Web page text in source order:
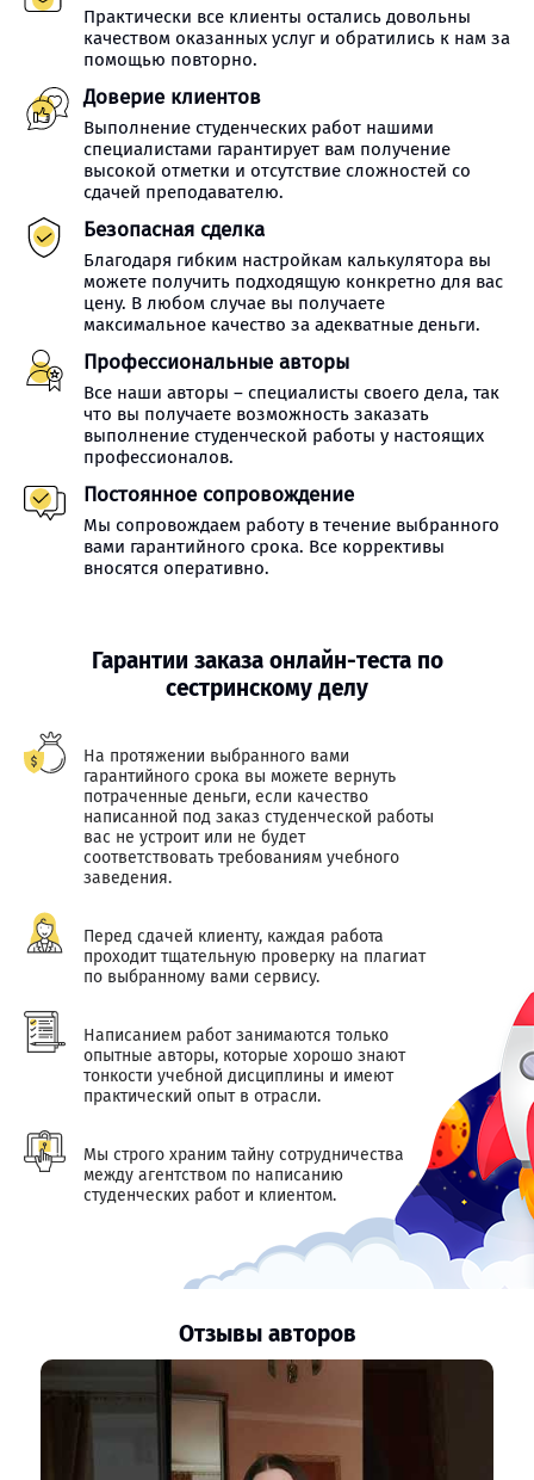
Практически все клиенты остались довольны
качеством оказанных услуг и обратились к нам за
помощью повторно.
Доверие клиентов
Выполнение студенческих работ нашими
специалистами гарантирует вам получение
высокой отметки и отсутствие сложностей со
сдачей преподавателю.
Безопасная сделка
Благодаря гибким настройкам калькулятора вы
можете получить подходящую конкретно для вас
цену. В любом случае вы получаете
максимальное качество за адекватные деньги.
Профессиональные авторы
Все наши авторы – специалисты своего дела, так
что вы получаете возможность заказать
выполнение студенческой работы у настоящих
профессионалов.
Постоянное сопровождение
Мы сопровождаем работу в течение выбранного
вами гарантийного срока. Все коррективы
вносятся оперативно.
Гарантии заказа онлайн-теста по
сестринскому делу
На протяжении выбранного вами
гарантийного срока вы можете вернуть
потраченные деньги, если качество
написанной под заказ студенческой работы
вас не устроит или не будет
соответствовать требованиям учебного
заведения.
Перед сдачей клиенту, каждая работа
проходит тщательную проверку на плагиат
по выбранному вами сервису.
Написанием работ занимаются только
опытные авторы, которые хорошо знают
тонкости учебной дисциплины и имеют
практический опыт в отрасли.
Мы строго храним тайну сотрудничества
между агентством по написанию
студенческих работ и клиентом.
Отзывы авторов